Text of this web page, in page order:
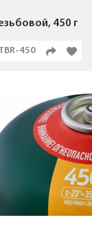
450 г
450